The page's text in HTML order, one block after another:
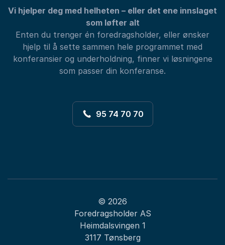
Vi hjelper deg med helheten – eller det ene innslaget
som løfter alt
Enten du trenger én foredragsholder, eller ønsker
hjelp til å sette sammen hele programmet med
konferansier og underholdning, finner vi løsningene
som passer din konferanse.
95 74 70 70
© 2026
Foredragsholder AS
Heimdalsvingen 1
3117 Tønsberg